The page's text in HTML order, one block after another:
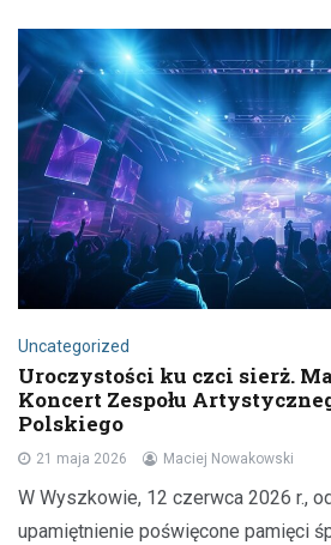
Uncategorized
Uroczystości ku czci sierż.
Koncert Zespołu
Polskiego
21 maja 2026 Maciej Nowakowski
W Wyszkowie, 12 czerwca 2026 r.,
upamiętnienie poświęcone pamięci